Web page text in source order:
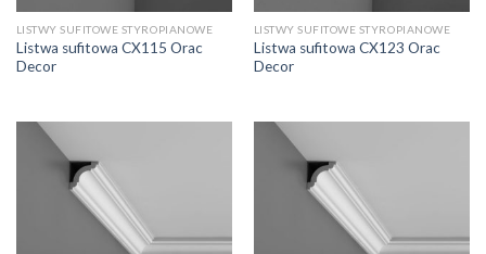
LISTWY SUFITOWE STYROPIANOWE
Listwa sufitowa CX115 Orac
Decor
LISTWY SUFITOWE STYROPIANOWE
Listwa sufitowa CX123 Orac
Decor